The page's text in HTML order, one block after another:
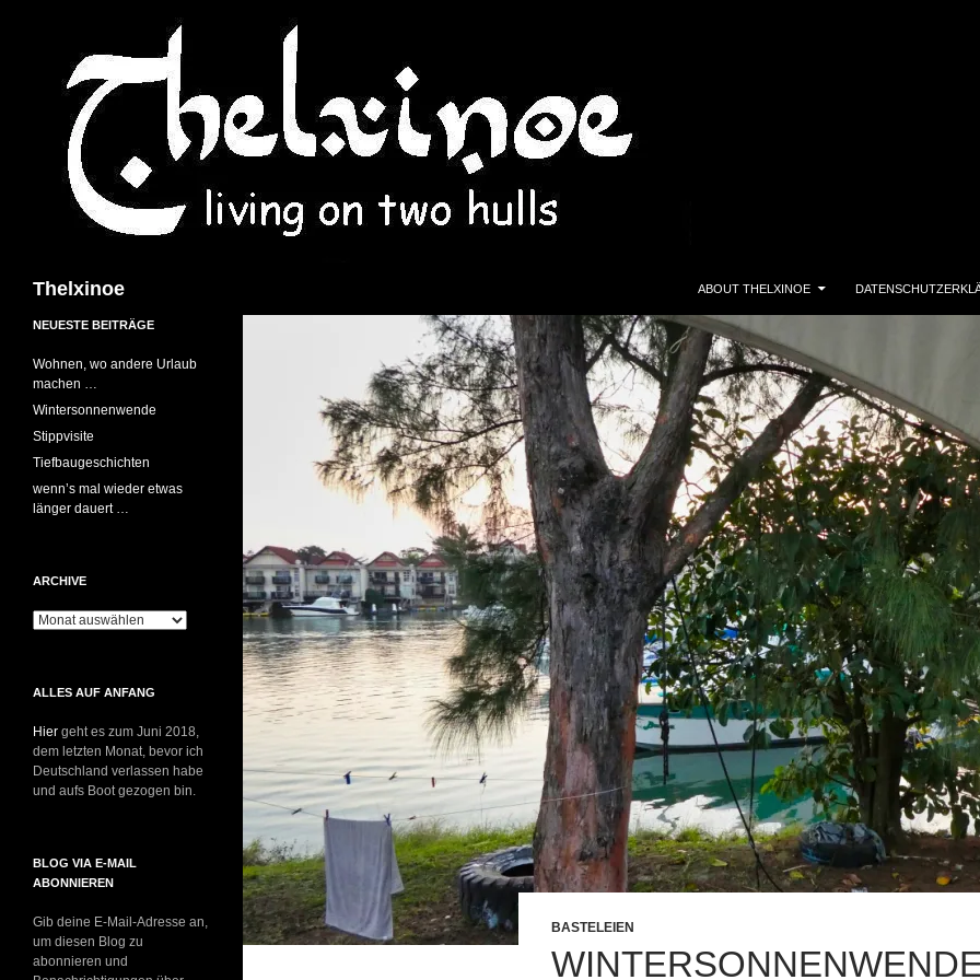
Thelxinoe
ABOUT THELXINOE
BASTELEIEN
NEUESTE BEITRÄGE
Wohnen, wo andere Urlaub
machen …
Wintersonnenwende
Stippvisite
Tiefbaugeschichten
wenn’s mal wieder etwas
länger dauert …
ARCHIVE
Archive
ALLES AUF ANFANG
Hier geht es zum Juni 2018,
dem letzten Monat, bevor ich
Deutschland verlassen habe
und aufs Boot gezogen bin.
BLOG VIA E-MAIL
ABONNIEREN
Gib deine E-Mail-Adresse an,
um diesen Blog zu
abonnieren und